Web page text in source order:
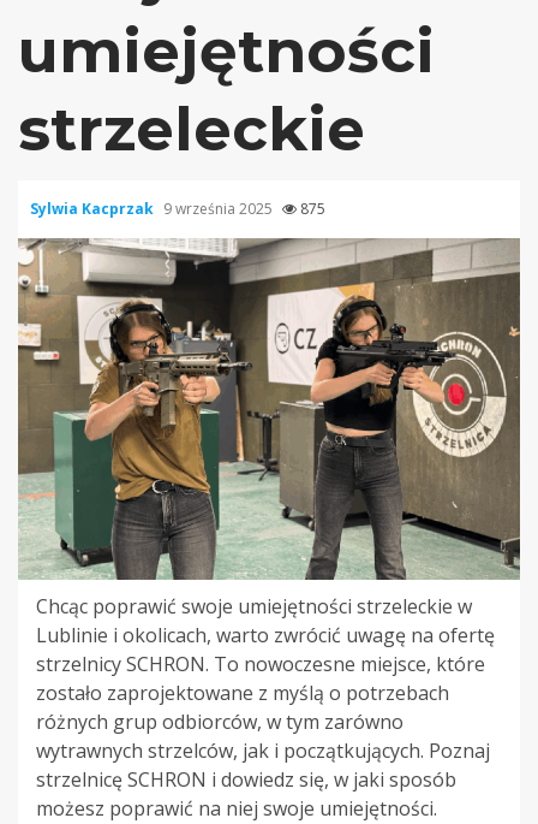
umiejętności
strzeleckie
Sylwia Kacprzak 9 września 2025 875
Chcąc poprawić swoje umiejętności strzeleckie w
Lublinie i okolicach, warto zwrócić uwagę na ofertę
strzelnicy SCHRON. To nowoczesne miejsce, które
zostało zaprojektowane z myślą o potrzebach
różnych grup odbiorców, w tym zarówno
wytrawnych strzelców, jak i początkujących. Poznaj
strzelnicę SCHRON i dowiedz się, w jaki sposób
możesz poprawić na niej swoje umiejętności.